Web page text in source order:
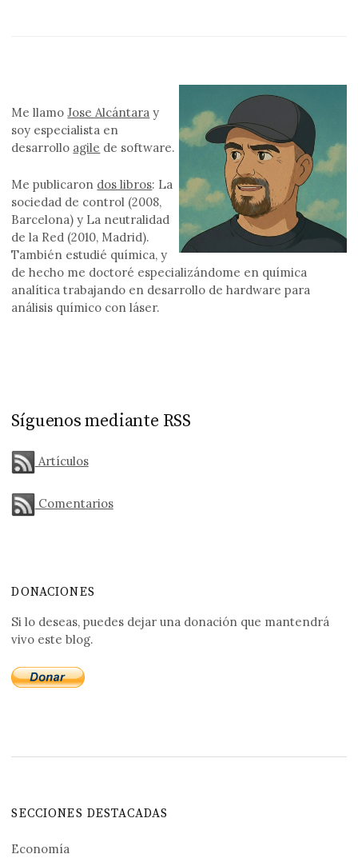
Me llamoJose Alcántara y
soy especialista en
desarrollo agile de software.
Me publicaron dos libros: La
sociedad de control (2008,
Barcelona) y La neutralidad
de la Red (2010, Madrid).
También estudié química, y
de hecho me doctoré especializándome en química
analítica trabajando en desarrollo de hardware para
análisis químico con láser.
Síguenos mediante RSS
Artículos
Comentarios
DONACIONES
Si lo deseas, puedes dejar una donación que mantendrá
vivo este blog.
SECCIONES DESTACADAS
Economía